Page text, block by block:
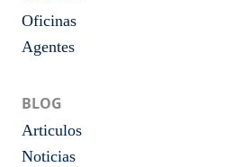
Oficinas
Agentes
BLOG
Articulos
Noticias